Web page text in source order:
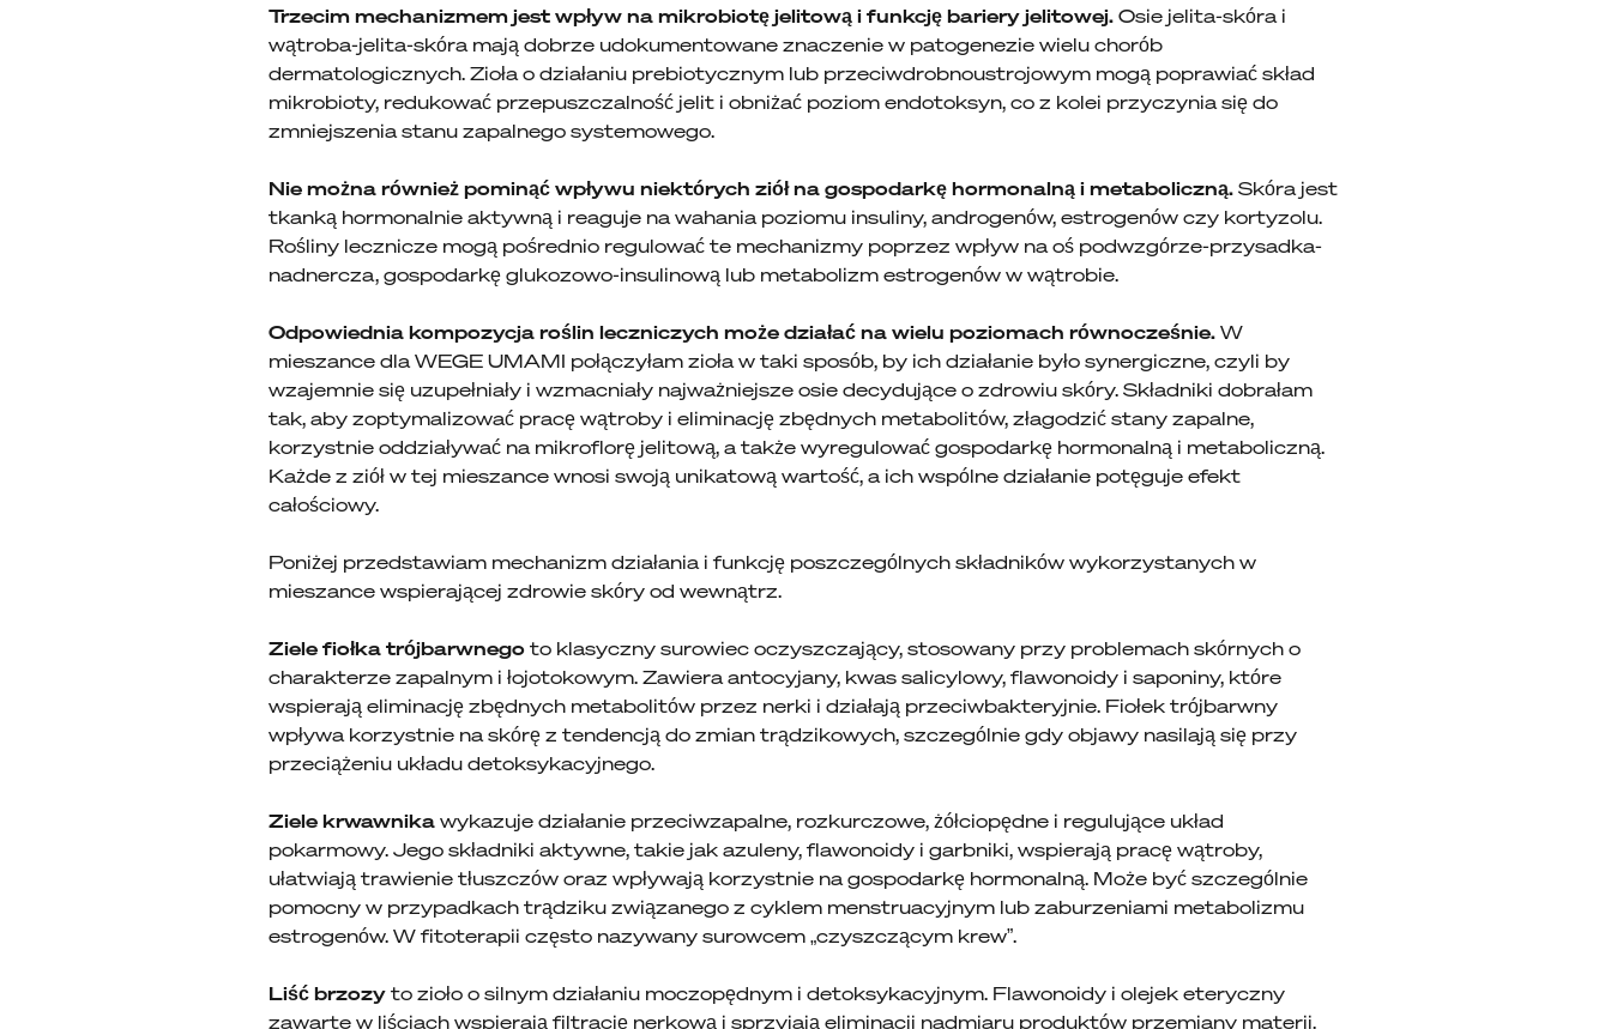
Trzecim mechanizmem jest wpływ na mikrobiotę jelitową i funkcję bariery jelitowej.Osie jelita-skóra i
wątroba-jelita-skóra mają dobrze udokumentowane znaczenie w patogenezie wielu chorób
dermatologicznych. Zioła o działaniu prebiotycznym lub przeciwdrobnoustrojowym mogą poprawiać skład
mikrobioty, redukować przepuszczalność jelit i obniżać poziom endotoksyn, co z kolei przyczynia się do
zmniejszenia stanu zapalnego systemowego.
Nie można również pominąć wpływu niektórych ziół na gospodarkę hormonalną i metaboliczną.Skóra jest
tkanką hormonalnie aktywną i reaguje na wahania poziomu insuliny, androgenów, estrogenów czy kortyzolu.
Rośliny lecznicze mogą pośrednio regulować te mechanizmy poprzez wpływ na oś podwzgórze-przysadka-
nadnercza, gospodarkę glukozowo-insulinową lub metabolizm estrogenów w wątrobie.
Odpowiednia kompozycja roślin leczniczych może działać na wielu poziomach równocześnie.W
mieszance dla WEGE UMAMI połączyłam zioła w taki sposób, by ich działanie było synergiczne, czyli by
wzajemnie się uzupełniały i wzmacniały najważniejsze osie decydujące o zdrowiu skóry. Składniki dobrałam
tak, aby zoptymalizować pracę wątroby i eliminację zbędnych metabolitów, złagodzić stany zapalne,
korzystnie oddziaływać na mikroflorę jelitową, a także wyregulować gospodarkę hormonalną i metaboliczną.
Każde z ziół w tej mieszance wnosi swoją unikatową wartość, a ich wspólne działanie potęguje efekt
całościowy.
Poniżej przedstawiam mechanizm działania i funkcję poszczególnych składników wykorzystanych w
mieszance wspierającej zdrowie skóry od wewnątrz.
Ziele fiołka trójbarwnegoto klasyczny surowiec oczyszczający, stosowany przy problemach skórnych o
charakterze zapalnym i łojotokowym. Zawiera antocyjany, kwas salicylowy, flawonoidy i saponiny, które
wspierają eliminację zbędnych metabolitów przez nerki i działają przeciwbakteryjnie. Fiołek trójbarwny
wpływa korzystnie na skórę z tendencją do zmian trądzikowych, szczególnie gdy objawy nasilają się przy
przeciążeniu układu detoksykacyjnego.
Ziele krwawnikawykazuje działanie przeciwzapalne, rozkurczowe, żółciopędne i regulujące układ
pokarmowy. Jego składniki aktywne, takie jak azuleny, flawonoidy i garbniki, wspierają pracę wątroby,
ułatwiają trawienie tłuszczów oraz wpływają korzystnie na gospodarkę hormonalną. Może być szczególnie
pomocny w przypadkach trądziku związanego z cyklem menstruacyjnym lub zaburzeniami metabolizmu
estrogenów. W fitoterapii często nazywany surowcem „czyszczącym krew”.
Liść brzozyto zioło o silnym działaniu moczopędnym i detoksykacyjnym. Flawonoidy i olejek eteryczny
zawarte w liściach wspierają filtrację nerkową i sprzyjają eliminacji nadmiaru produktów przemiany materii.